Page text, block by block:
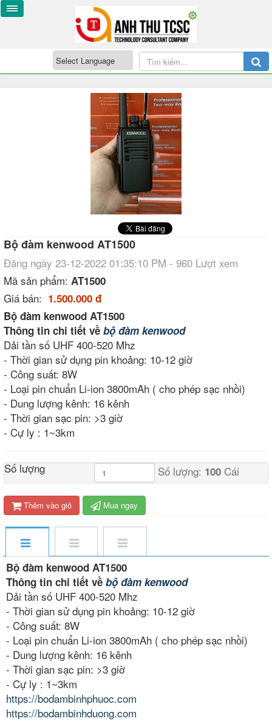
Bộ đàm kenwood AT1500
Đăng ngày 23-12-2022 01:35:10 PM - 960 Lượt xem
Mã sản phẩm: AT1500
Giá bán: 1.500.000 đ
Bộ đàm kenwood AT1500
Thông tin chi tiết về bộ đàm kenwood
Dải tần số UHF 400-520 Mhz
- Thời gian sử dụng pin khoảng: 10-12 giờ
- Công suất: 8W
- Loại pin chuẩn Li-ion 3800mAh ( cho phép sạc nhồi)
- Dung lượng kênh: 16 kênh
- Thời gian sạc pin: >3 giờ
- Cự ly : 1~3km
Số lượng Số lượng: 100Cái
Thêm vào giỏ Mua ngay
Bộ đàm kenwood AT1500
Thông tin chi tiết về bộ đàm kenwood
Dải tần số UHF 400-520 Mhz
- Thời gian sử dụng pin khoảng: 10-12 giờ
- Công suất: 8W
- Loại pin chuẩn Li-ion 3800mAh ( cho phép sạc nhồi)
- Dung lượng kênh: 16 kênh
- Thời gian sạc pin: >3 giờ
- Cự ly : 1~3km
https://bodambinhphuoc.com
https://bodambinhduong.com